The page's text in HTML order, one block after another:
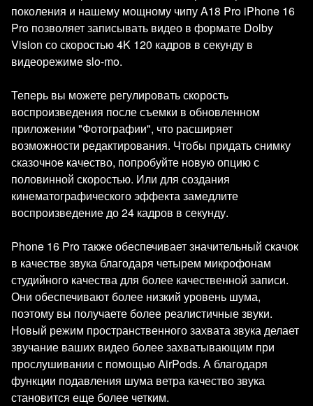
поколения и нашему мощному чипу A18 Pro iPhone 16
Pro позволяет записывать видео в формате Dolby
Vision со скоростью 4K 120 кадров в секунду в
видеорежиме slo-mo.
Теперь вы можете регулировать скорость
воспроизведения после съемки в обновленном
приложении "Фотографии", что расширяет
возможности редактирования. Чтобы придать снимку
сказочное качество, попробуйте новую опцию с
половинной скоростью. Или для создания
кинематографического эффекта замедлите
воспроизведение до 24 кадров в секунду.
Phone 16 Pro также обеспечивает значительный скачок
в качестве звука благодаря четырем микрофонам
студийного качества для более качественной записи.
Они обеспечивают более низкий уровень шума,
поэтому вы получаете более реалистичные звуки.
Новый режим пространственного захвата звука делает
звучание ваших видео более захватывающим при
прослушивании с помощью AirPods. А благодаря
функции подавления шума ветра качество звука
становится еще более четким.